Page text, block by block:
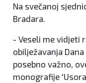
Na svečanoj
Bradara.
- Veseli me vidjeti
obilježavanja
posebno važno,
monografije 'Usora